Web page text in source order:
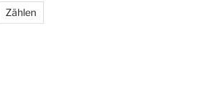
Zählen